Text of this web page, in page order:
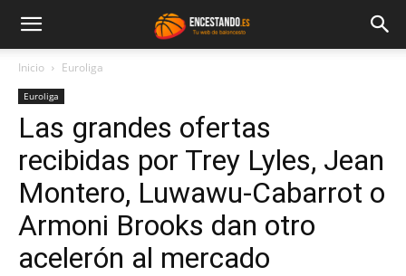
Inicio Euroliga
Euroliga
Las grandes ofertas
recibidas por Trey Lyles, Jean
Montero, Luwawu-Cabarrot o
Armoni Brooks dan otro
acelerón al mercado